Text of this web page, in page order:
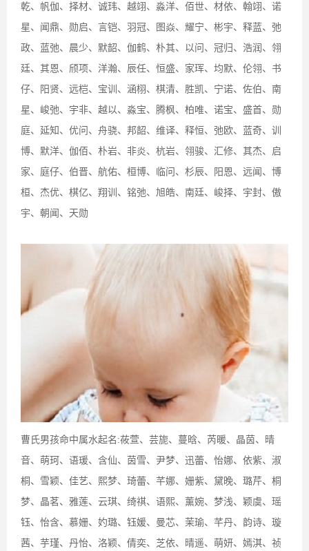
乾、帆伽、择材、诚玮、越翊、淼洋、佰世、材依、翰翊、诺
星、闻鼎、勋启、言铠、羽冠、图焱、耀宁、彬宇、释蓝、弛
政、蓝弛、晨少、默韶、伽鹤、朴其、以问、冠归、浩润、翎
廷、其恩、颀项、洋瀚、辰任、恒盛、家珲、均默、伦翎、书
仔、阳贤、远桤、宝训、涵栩、棋清、胜凯、宁诺、佐伯、南
星、峻弛、宇非、越以、淼宝、腾枫、柏唯、诺宝、盛首、勋
庭、延知、优问、舟骁、邦韶、维译、释恒、弛欧、蓝奇、训
博、默洋、伽佰、朴岩、非炎、杭岩、翎骏、汇修、其杰、启
家、庭仔、伯晋、航佑、桓博、临问、杉辰、阳恩、远闻、博
桓、杰优、棋亿、翔训、铭弛、旭皓、南廷、峻择、宇封、傲
宇、朝闻、天勋
曹氏男孩命中属水起名:莜萱、芸旎、蔓晗、芮暖、晶茵、晴
音、萌珂、语瑗、含仙、茵雪、尹梦、迅蕾、怡娜、依紫、淑
桐、雪颖、佳艺、熙梦、琦蕾、芊娜、姗紫、黛晚、璐芹、桐
梦、晶茗、雅莲、云琪、绮祺、语熙、薰婉、梦浅、颖虞、瑶
钰、怡含、慕姗、妁璐、钰媛、曼芯、茉瑜、芊丹、韵诗、璇
茜、芋瑾、丹怡、洛颖、倩奕、芝依、晴遥、萌妍、嫣淇、祯